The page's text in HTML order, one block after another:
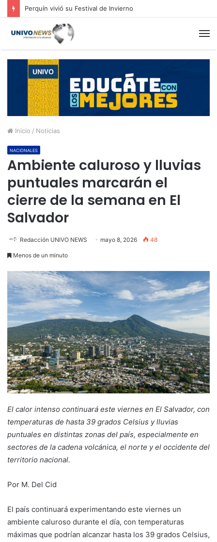
Perquín vivió su Festival de Invierno
Inicio / Noticias
NACIONALES
Ambiente caluroso y lluvias
puntuales marcarán el
cierre de la semana en El
Salvador
Redacción UNIVO NEWS mayo 8, 2026 48
Menos de un minuto
El calor intenso continuará este viernes en El Salvador, con
temperaturas de hasta 39 grados Celsius y lluvias
puntuales en distintas zonas del país, especialmente en
sectores de la cadena volcánica, el norte y el occidente del
territorio nacional.
Por M. Del Cid
El país continuará experimentando este viernes un
ambiente caluroso durante el día, con temperaturas
máximas que podrían alcanzar hasta los 39 grados Celsius,